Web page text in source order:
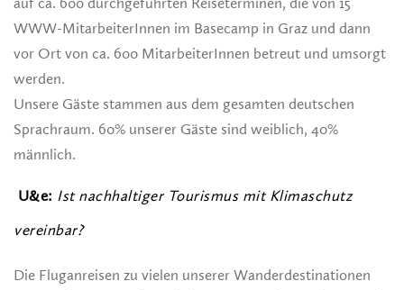
WWW-MitarbeiterInnen im Basecamp in Graz und dann
vor Ort von ca. 600 MitarbeiterInnen betreut und umsorgt
werden.
Unsere Gäste stammen aus dem gesamten deutschen
Sprachraum. 60% unserer Gäste sind weiblich, 40%
männlich.
U&e: Ist nachhaltiger Tourismus mit Klimaschutz
vereinbar?
Die Fluganreisen zu vielen unserer Wanderdestinationen